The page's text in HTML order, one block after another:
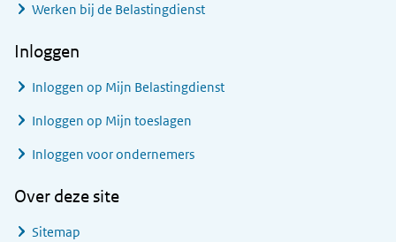
Werken bij de Belastingdienst
Inloggen
Inloggen op Mijn Belastingdienst
Inloggen op Mijn toeslagen
Inloggen voor ondernemers
Over deze site
Sitemap